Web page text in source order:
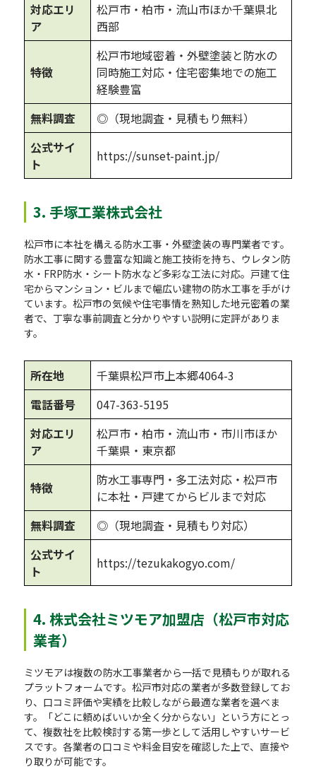
対応エリ
ア
松戸市・柏市・流山市ほか千葉県北
西部
特徴
松戸市地域密着・外壁塗装と防水の
同時施工対応・住宅密集地での施工
経験豊富
無料調査
◎（現地調査・見積もり無料）
公式サイ
ト
https://sunset-paint.jp/
3. 手塚工業株式会社
松戸市に本社を構える防水工事・外壁塗装の専門業者です。
防水工事に関する豊富な知識と施工技術を持ち、ウレタン防
水・FRP防水・シート防水など多彩な工法に対応。戸建て住
宅からマンション・ビルまで幅広い建物の防水工事を手がけ
ています。松戸市の気候や住宅事情を熟知した地元密着の業
者で、丁寧な事前調査と分かりやすい説明に定評がありま
す。
所在地
千葉県松戸市上本郷4064-3
電話番号
047-363-5195
対応エリ
ア
松戸市・柏市・流山市・市川市ほか
千葉県・東京都
特徴
防水工事専門・多工法対応・松戸市
に本社・戸建てからビルまで対応
無料調査
◎（現地調査・見積もり対応）
公式サイ
ト
https://tezukakogyo.com/
4. 株式会社ミツモア加盟店（松戸市対応
業者）
ミツモアは複数の防水工事業者から一括で見積もりが取れる
プラットフォームです。松戸市対応の業者が多数登録してお
り、口コミ評価や実績を比較しながら最適な業者を選べま
す。「どこに頼めばいいか全く分からない」という方にとっ
て、複数社を比較検討する第一歩として活用しやすいサービ
スです。各業者の口コミや料金目安を確認した上で、直接や
り取りが可能です。